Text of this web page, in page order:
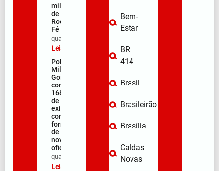
milhares
de fiéis na
Rodovia da
Fé
qua/08/2026
Leia mais »
Polícia
Militar de
Goiás
comemora
168 anos
de
existência
com
formação
de 106
novos
oficiais
qua/08/2026
Leia mais »
Bem-
Estar
BR
414
Brasil
Brasileirão
Brasília
Caldas
Novas